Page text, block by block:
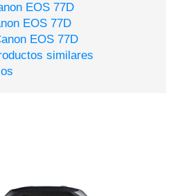
EOS 77D
EOS 77D
EOS 77D
similares